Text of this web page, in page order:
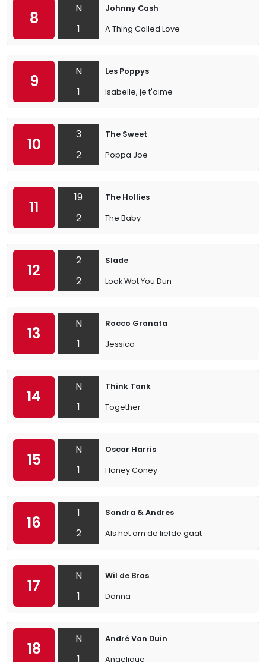
8
N
1
Johnny Cash
A Thing Called Love
9
N
1
Les Poppys
Isabelle, je t'aime
10
3
2
The Sweet
Poppa Joe
11
19
2
The Hollies
The Baby
12
2
2
Slade
Look Wot You Dun
13
N
1
Rocco Granata
Jessica
14
N
1
Think Tank
Together
15
N
1
Oscar Harris
Honey Coney
16
1
2
Sandra & Andres
Als het om de liefde gaat
17
N
1
Wil de Bras
Donna
18
N
1
André Van Duin
Angelique